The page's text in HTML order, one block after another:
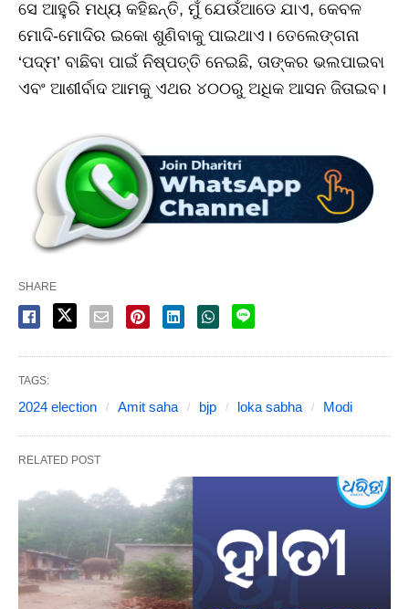
ସେ ଆହୁରି ମଧ୍ୟ କହିଛନ୍ତି, ମୁଁ ଯେଉଁଆଡେ ଯାଏ, କେବଳ
ମୋଦି-ମୋଦିର ଇକୋ ଶୁଣିବାକୁ ପାଇଥାଏ। ତେଲେଙ୍ଗନା
‘ପଦ୍ମ’ ବାଛିବା ପାଇଁ ନିଷ୍ପତ୍ତି ନେଇଛି, ତାଙ୍କର ଭଲପାଇବା
ଏବଂ ଆଶୀର୍ବାଦ ଆମକୁ ଏଥର ୪୦୦ରୁ ଅଧିକ ଆସନ ଜିତାଇବ।
SHARE
TAGS:
2024 election Amit saha bjp loka sabha Modi
RELATED POST